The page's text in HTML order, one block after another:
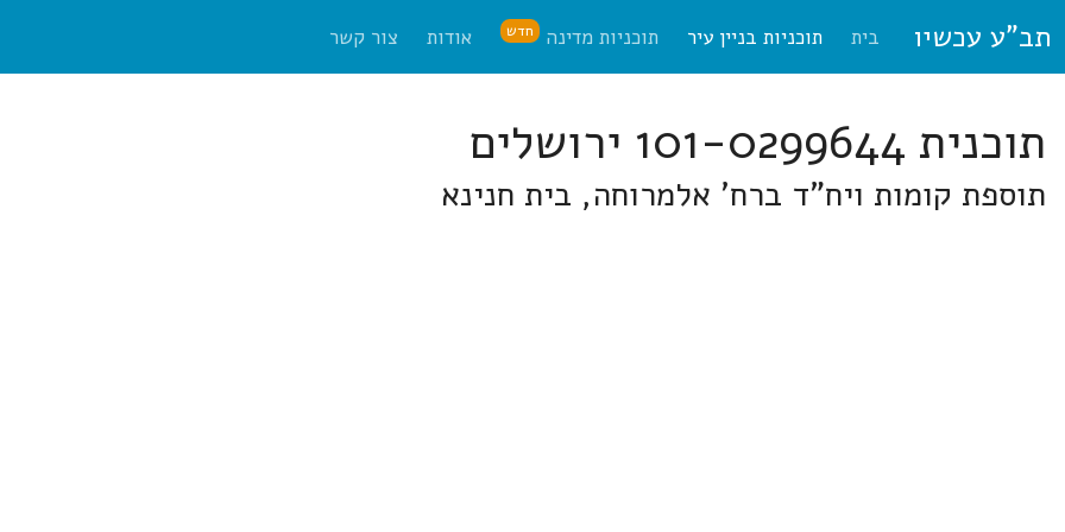
תב"ע עכשיו בית תוכניות בניין עיר תוכניות מדינה חדש אודות צור קשר
תוכנית 101-0299644 ירושלים
תוספת קומות ויח"ד ברח' אלמרוחה, בית חנינא